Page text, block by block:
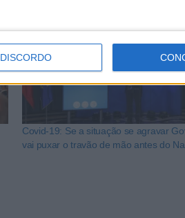
DISCORDO
Covid-19: Se a situação se agravar
vai puxar o travão de mão antes do